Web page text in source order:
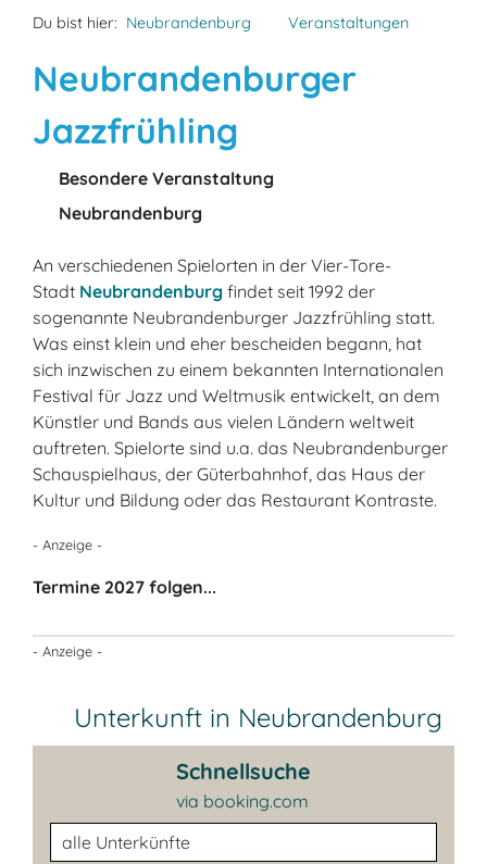
Du bist hier: Neubrandenburg Veranstaltungen
Neubrandenburger
Jazzfrühling
Besondere Veranstaltung
Neubrandenburg
An verschiedenen Spielorten in der Vier-Tore-
Stadt Neubrandenburg findet seit 1992 der
sogenannte Neubrandenburger Jazzfrühling statt.
Was einst klein und eher bescheiden begann, hat
sich inzwischen zu einem bekannten Internationalen
Festival für Jazz und Weltmusik entwickelt, an dem
Künstler und Bands aus vielen Ländern weltweit
auftreten. Spielorte sind u.a. das Neubrandenburger
Schauspielhaus, der Güterbahnhof, das Haus der
Kultur und Bildung oder das Restaurant Kontraste.
- Anzeige -
Termine 2027 folgen...
- Anzeige -
Unterkunft in Neubrandenburg
Schnellsuche
via booking.com
Unterkunftsart